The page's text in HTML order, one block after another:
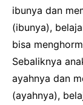
ibunya dan
(ibunya),
bisa
Sebaliknya
ayahnya dan
(ayahnya),